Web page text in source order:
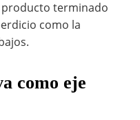
terminado
como la
como eje